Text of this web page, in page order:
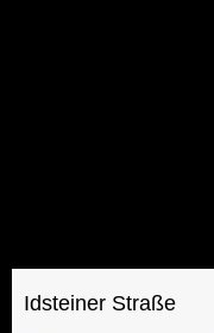
Idsteiner Straße